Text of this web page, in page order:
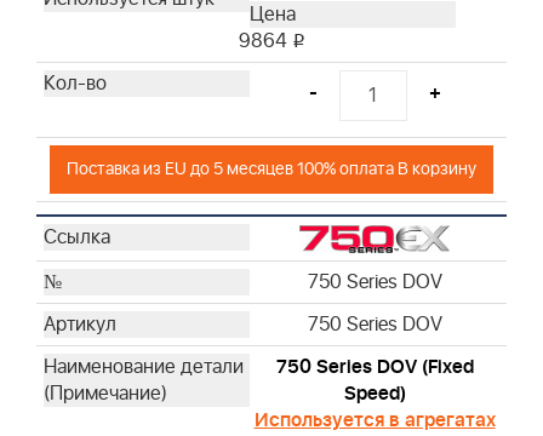
9864 i
- +
Поставка из EU до 5 месяцев 100% оплата В корзину
750 Series DOV
750 Series DOV
750 Series DOV (Fixed
Speed)
Используется в агрегатах